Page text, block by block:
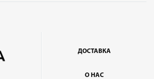
ДОСТАВКА
О НАС